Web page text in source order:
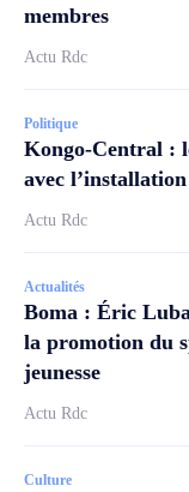
membres
Actu Rdc
Politique
Kongo-Central :
avec
Actu Rdc
Actualités
Boma : Éric
la promotion du
jeunesse
Actu Rdc
Culture